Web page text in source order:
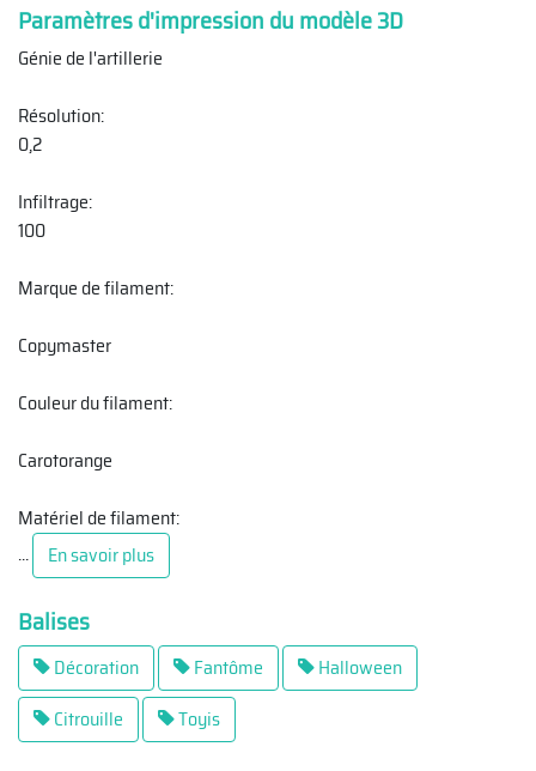
Paramètres d'impression du modèle 3D
Génie de l'artillerie
Résolution:
0,2
Infiltrage:
100
Marque de filament:
Copymaster
Couleur du filament:
Carotorange
Matériel de filament:
...
En savoir plus
Balises
Décoration Fantôme
Halloween
Citrouille
Toyis